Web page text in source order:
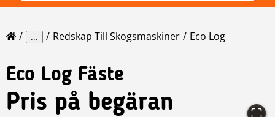
... Redskap Till Skogsmaskiner Eco Log
Eco Log Fäste
Pris på begäran